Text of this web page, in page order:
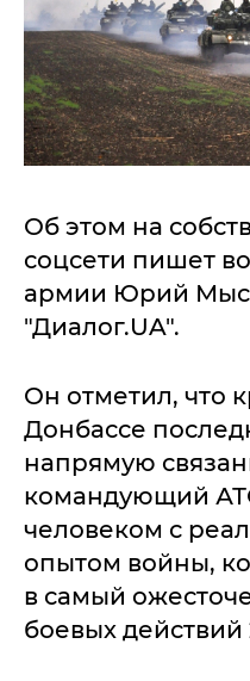
Об этом на
соцсети пишет
армии Юрий
"Диалог.UA".
Он отметил, что
Донбассе
напрямую
командующий
человеком с
опытом войны,
в самый
боевых действий